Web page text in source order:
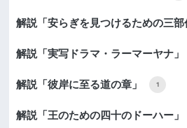
解説「安らぎを見つけるための三部
解説「実写ドラマ・ラーマーヤナ」
解説「彼岸に至る道の章」 1
解説「王のための四十のドーハー」